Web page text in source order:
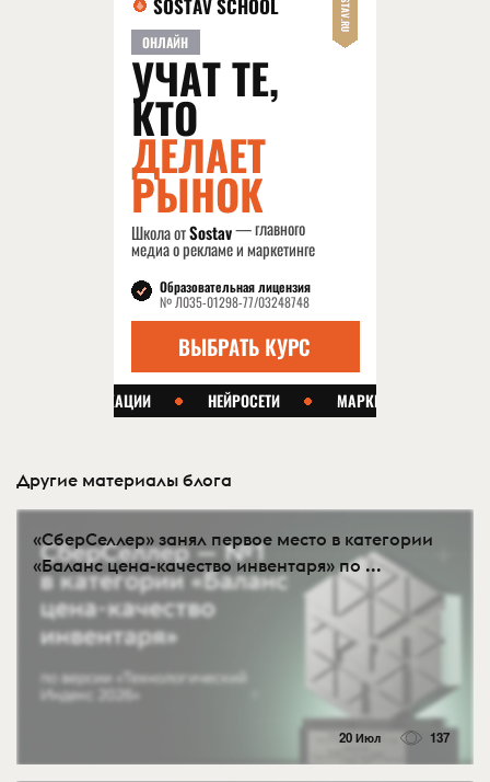
Другие материалы блога
«СберСеллер» занял первое место в категории
«Баланс цена-качество инвентаря» по ...
20 Июл 137